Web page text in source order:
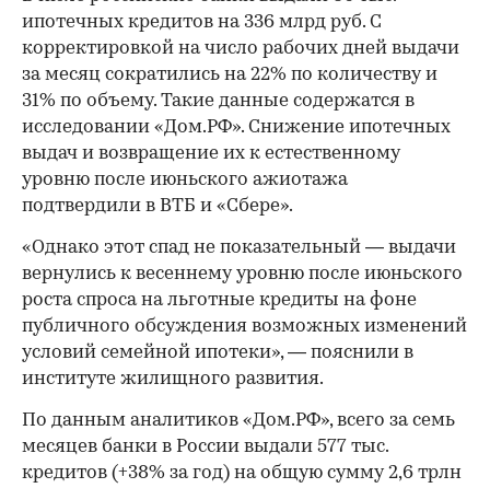
ипотечных кредитов на 336 млрд руб. С
корректировкой на число рабочих дней выдачи
за месяц сократились на 22% по количеству и
31% по объему. Такие данные содержатся в
исследовании «Дом.РФ». Снижение ипотечных
выдач и возвращение их к естественному
уровню после июньского ажиотажа
подтвердили в ВТБ и «Сбере».
«Однако этот спад не показательный — выдачи
вернулись к весеннему уровню после июньского
роста спроса на льготные кредиты на фоне
публичного обсуждения возможных изменений
условий семейной ипотеки», — пояснили в
институте жилищного развития.
По данным аналитиков «Дом.РФ», всего за семь
месяцев банки в России выдали 577 тыс.
кредитов (+38% за год) на общую сумму 2,6 трлн